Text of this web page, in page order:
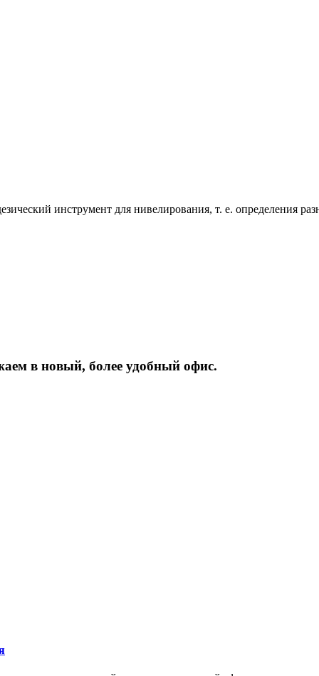
инструмент для нивелирования, т. е. определения
в новый, более удобный офис.